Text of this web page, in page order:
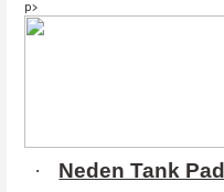
p>
· Neden Tank Pad